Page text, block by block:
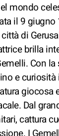
mondo
il 9 giugno
di
brilla
Con
e
giocosa
Dal
cattura